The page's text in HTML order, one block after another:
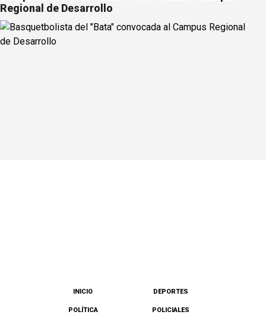
Regional de Desarrollo
INICIO DEPORTES
POLÍTICA POLICIALES